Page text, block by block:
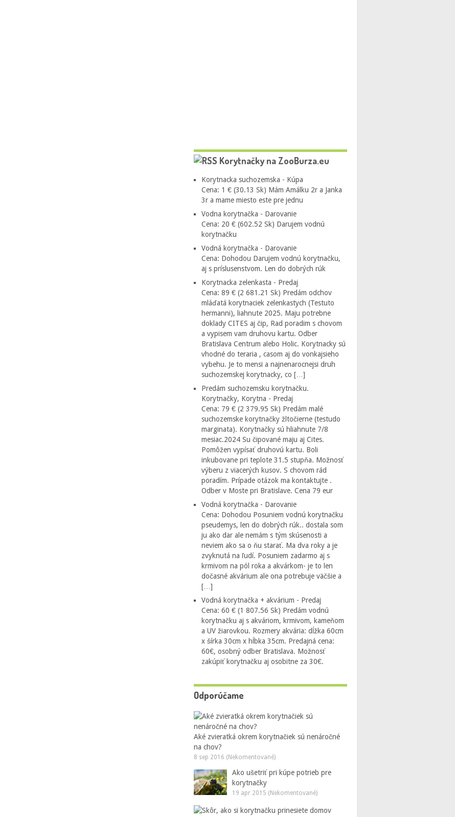
Korytnačky na ZooBurza.eu
Korytnacka suchozemska - Kúpa
Cena: 1 € (30.13 Sk) Mám Amálku 2r a Janka
3r a mame miesto este pre jednu
Vodna korytnačka - Darovanie
Cena: 20 € (602.52 Sk) Darujem vodnú
korytnačku
Vodná korytnačka - Darovanie
Cena: Dohodou Darujem vodnú korytnačku,
aj s príslusenstvom. Len do dobrých rúk
Korytnacka zelenkasta - Predaj
Cena: 89 € (2 681.21 Sk) Predám odchov
mláďatá korytnaciek zelenkastych (Testuto
hermanni), liahnute 2025. Maju potrebne
doklady CITES aj čip, Rad poradim s chovom
a vypisem vam druhovu kartu. Odber
Bratislava Centrum alebo Holic. Korytnacky sú
vhodné do teraria , casom aj do vonkajsieho
vybehu. Je to mensi a najnenarocnejsi druh
suchozemskej korytnacky, co […]
Predám suchozemsku korytnačku.
Korytnačky, Korytna - Predaj
Cena: 79 € (2 379.95 Sk) Predám malé
suchozemske korytnačky žltočierne (testudo
marginata). Korytnačky sú hliahnute 7/8
mesiac.2024 Su čipované maju aj Cites.
Pomôžen vypísať druhovú kartu. Boli
inkubovane pri teplote 31.5 stupňa. Možnosť
výberu z viacerých kusov. S chovom rád
poradím. Prípade otázok ma kontaktujte .
Odber v Moste pri Bratislave. Cena 79 eur
Vodná korytnačka - Darovanie
Cena: Dohodou Posuniem vodnú korytnačku
pseudemys, len do dobrých rúk.. dostala som
ju ako dar ale nemám s tým skúsenosti a
neviem ako sa o ňu starať. Ma dva roky a je
zvyknutá na ľudí. Posuniem zadarmo aj s
krmivom na pól roka a akvárkom- je to len
dočasné akvárium ale ona potrebuje väčšie a
[…]
Vodná korytnačka + akvárium - Predaj
Cena: 60 € (1 807.56 Sk) Predám vodnú
korytnačku aj s akváriom, krmivom, kameňom
a UV žiarovkou. Rozmery akvária: dĺžka 60cm
x šírka 30cm x hĺbka 35cm. Predajná cena:
60€, osobný odber Bratislava. Možnosť
zakúpiť korytnačku aj osobitne za 30€.
Odporúčame
Aké zvieratká okrem korytnačiek sú nenáročné
na chov?
8 sep 2016 (Nekomentované)
Ako ušetriť pri kúpe potrieb pre
korytnačky
19 apr 2015 (Nekomentované)